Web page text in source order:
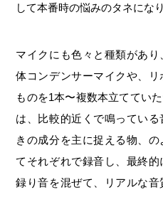
して本番時の悩みのタネにな
マイクにも色々と種類があ
体コンデンサーマイクや、
ものを1本〜複数本立ててい
は、比較的近くで鳴ってい
きの成分を主に捉える物、
てそれぞれで録音し、最終
録り音を混ぜて、リアルな